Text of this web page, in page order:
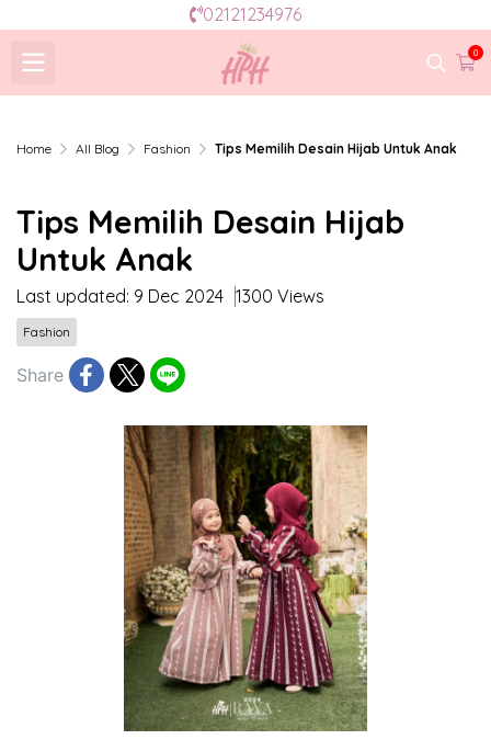
02121234976
0
Home All Blog Fashion Tips Memilih Desain Hijab Untuk Anak
Tips Memilih Desain Hijab
Untuk Anak
Last updated: 9 Dec 2024 1300 Views
Fashion
Share